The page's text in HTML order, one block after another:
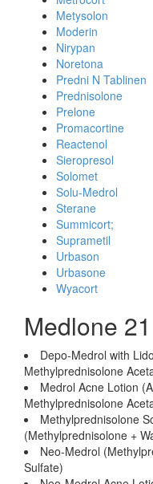
Metysolon
Moderin
Nirypan
Noretona
Predni N Tablinen
Prednisolone
Prelone
Promacortine
Reactenol
Sieropresol
Solomet
Solu-Medrol
Sterane
Summicort;
Suprametil
Urbason
Urbasone
Wyacort
Medlone
Depo-Medrol with
Methylprednisolone
Medrol Acne Lotion
Methylprednisolone
Methylprednisolone
(Methylprednisolone +
Neo-Medrol
Sulfate)